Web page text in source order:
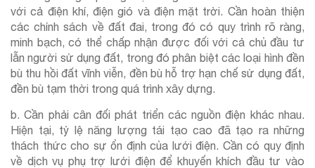
với cả điện khí, điện gió và điện mặt trời. Cần hoàn thiện
các chính sách về đất đai, trong đó có quy trình rõ ràng,
minh bạch, có thể chấp nhận được đối với cả chủ đầu tư
lẫn người sử dụng đất, trong đó phân biệt các loại hình đền
bù thu hồi đất vĩnh viễn, đền bù hỗ trợ hạn chế sử dụng đất,
đền bù tạm thời trong quá trình xây dựng.
b. Cần phải cân đối phát triển các nguồn điện khác nhau.
Hiện tại, tỷ lệ năng lượng tái tạo cao đã tạo ra những
thách thức cho sự ổn định của lưới điện. Cần có quy định
về dịch vụ phụ trợ lưới điện để khuyến khích đầu tư vào